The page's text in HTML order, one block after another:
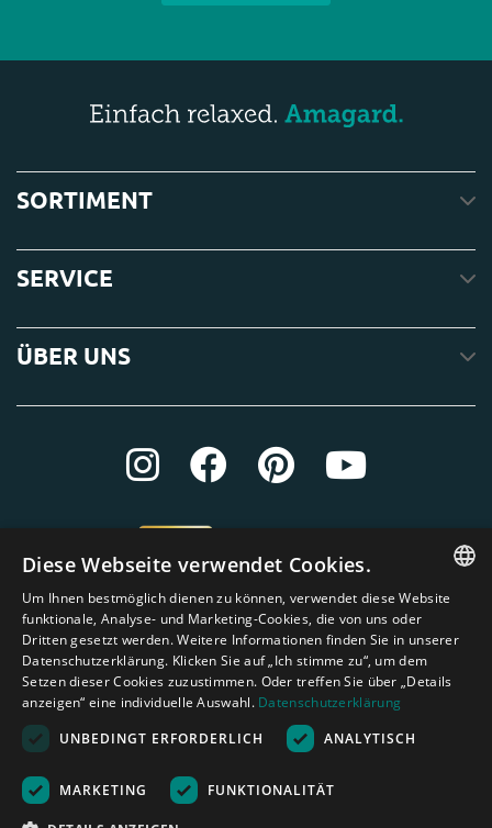
SORTIMENT
SERVICE
ÜBER UNS
Nederland|Deutschland| België|Belgique |España
Kingdom
ENGLISH
DUTCH
GERMAN
Diese Webseite verwendet Cookies.
Um Ihnen bestmöglich dienen zu können, verwendet diese Website
funktionale, Analyse- und Marketing-Cookies, die von uns oder
Dritten gesetzt werden. Weitere Informationen finden Sie in unserer
Datenschutzerklärung. Klicken Sie auf „Ich stimme zu“, um dem
Setzen dieser Cookies zuzustimmen. Oder treffen Sie über „Details
anzeigen“ eine individuelle Auswahl. Datenschutzerklärung
UNBEDINGT ERFORDERLICH
ANALYTISCH
MARKETING FUNKTIONALITÄT